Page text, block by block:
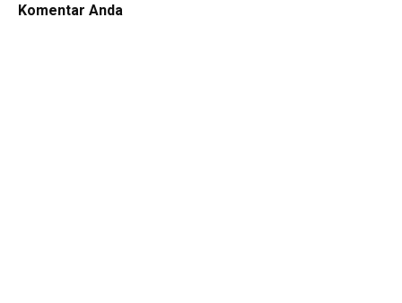
Komentar Anda